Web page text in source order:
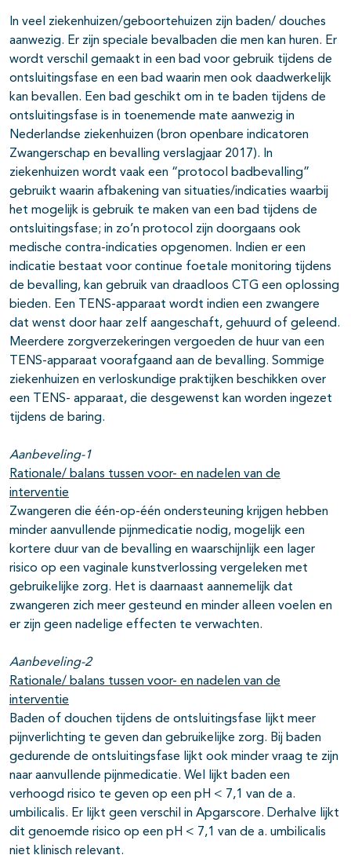
In veel ziekenhuizen/geboortehuizen zijn baden/ douches
aanwezig. Er zijn speciale bevalbaden die men kan huren. Er
wordt verschil gemaakt in een bad voor gebruik tijdens de
ontsluitingsfase en een bad waarin men ook daadwerkelijk
kan bevallen. Een bad geschikt om in te baden tijdens de
ontsluitingsfase is in toenemende mate aanwezig in
Nederlandse ziekenhuizen (bron openbare indicatoren
Zwangerschap en bevalling verslagjaar 2017). In
ziekenhuizen wordt vaak een “protocol badbevalling”
gebruikt waarin afbakening van situaties/indicaties waarbij
het mogelijk is gebruik te maken van een bad tijdens de
ontsluitingsfase; in zo’n protocol zijn doorgaans ook
medische contra-indicaties opgenomen. Indien er een
indicatie bestaat voor continue foetale monitoring tijdens
de bevalling, kan gebruik van draadloos CTG een oplossing
bieden. Een TENS-apparaat wordt indien een zwangere
dat wenst door haar zelf aangeschaft, gehuurd of geleend.
Meerdere zorgverzekeringen vergoeden de huur van een
TENS-apparaat voorafgaand aan de bevalling. Sommige
ziekenhuizen en verloskundige praktijken beschikken over
een TENS- apparaat, die desgewenst kan worden ingezet
tijdens de baring.
Aanbeveling-1
Rationale/ balans tussen voor- en nadelen van de
interventie
Zwangeren die één-op-één ondersteuning krijgen hebben
minder aanvullende pijnmedicatie nodig, mogelijk een
kortere duur van de bevalling en waarschijnlijk een lager
risico op een vaginale kunstverlossing vergeleken met
gebruikelijke zorg. Het is daarnaast aannemelijk dat
zwangeren zich meer gesteund en minder alleen voelen en
er zijn geen nadelige effecten te verwachten.
Aanbeveling-2
Rationale/ balans tussen voor- en nadelen van de
interventie
Baden of douchen tijdens de ontsluitingsfase lijkt meer
pijnverlichting te geven dan gebruikelijke zorg. Bij baden
gedurende de ontsluitingsfase lijkt ook minder vraag te zijn
naar aanvullende pijnmedicatie. Wel lijkt baden een
verhoogd risico te geven op een pH < 7,1 van de a.
umbilicalis. Er lijkt geen verschil in Apgarscore. Derhalve lijkt
dit genoemde risico op een pH < 7,1 van de a. umbilicalis
niet klinisch relevant.